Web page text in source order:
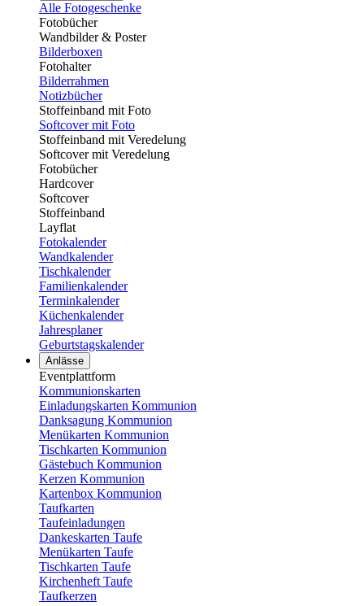
Alle Fotogeschenke
Fotobücher
Wandbilder & Poster
Bilderboxen
Fotohalter
Bilderrahmen
Notizbücher
Stoffeinband mit Foto
Softcover mit Foto
Stoffeinband mit Veredelung
Softcover mit Veredelung
Fotobücher
Hardcover
Softcover
Stoffeinband
Layflat
Fotokalender
Wandkalender
Tischkalender
Familienkalender
Terminkalender
Küchenkalender
Jahresplaner
Geburtstagskalender
Anlässe
Eventplattform
Kommunionskarten
Einladungskarten Kommunion
Danksagung Kommunion
Menükarten Kommunion
Tischkarten Kommunion
Gästebuch Kommunion
Kerzen Kommunion
Kartenbox Kommunion
Taufkarten
Taufeinladungen
Dankeskarten Taufe
Menükarten Taufe
Tischkarten Taufe
Kirchenheft Taufe
Taufkerzen